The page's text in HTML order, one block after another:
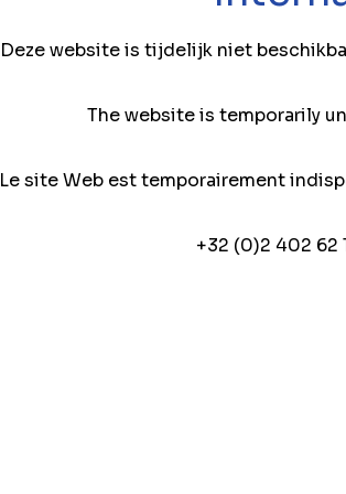
Deze website is tijdelijk niet
The website is temporarily
Le site Web est temporairement
+32 (0)2 402 62